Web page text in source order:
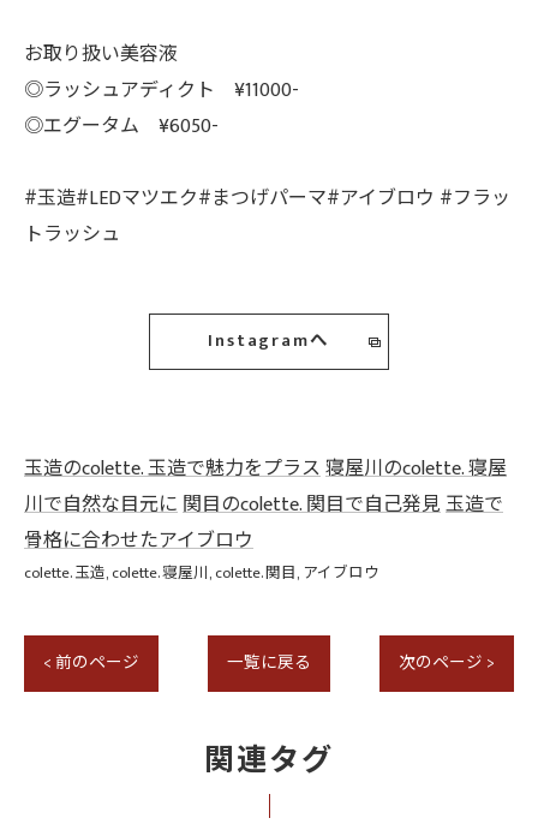
お取り扱い美容液
◎ラッシュアディクト ¥11000-
◎エグータム ¥6050-
#玉造#LEDマツエク#まつげパーマ#アイブロウ #フラッ
トラッシュ
Instagramへ
玉造のcolette. 玉造で魅力をプラス寝屋川のcolette. 寝屋
川で自然な目元に関目のcolette. 関目で自己発見玉造で
骨格に合わせたアイブロウ
colette. 玉造 colette. 寝屋川 colette. 関目 アイブロウ
< 前のページ 一覧に戻る 次のページ >
関連タグ